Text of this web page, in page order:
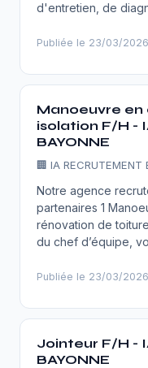
d'entretien, de
Publiée le 23/03/2026
Manoeuvre
isolation F/H -
BAYONNE
🏢 IA RECRUTEMENT
Notre agence
partenaires 1
rénovation de
du chef d’équipe,
Publiée le 23/03/2026
Jointeur F/H -
BAYONNE